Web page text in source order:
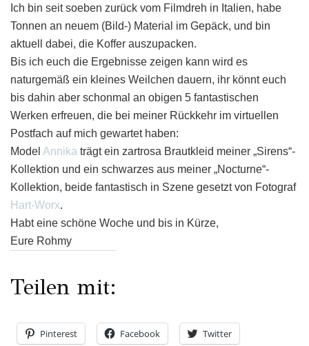
Ich bin seit soeben zurück vom Filmdreh in Italien, habe
Tonnen an neuem (Bild-) Material im Gepäck, und bin
aktuell dabei, die Koffer auszupacken.
Bis ich euch die Ergebnisse zeigen kann wird es
naturgemäß ein kleines Weilchen dauern, ihr könnt euch
bis dahin aber schonmal an obigen 5 fantastischen
Werken erfreuen, die bei meiner Rückkehr im virtuellen
Postfach auf mich gewartet haben:
Model Annika trägt ein zartrosa Brautkleid meiner „Sirens“-
Kollektion und ein schwarzes aus meiner „Nocturne“-
Kollektion, beide fantastisch in Szene gesetzt von Fotograf
Hart-Worx.
Habt eine schöne Woche und bis in Kürze,
Eure Rohmy
Teilen mit:
Pinterest Facebook Twitter